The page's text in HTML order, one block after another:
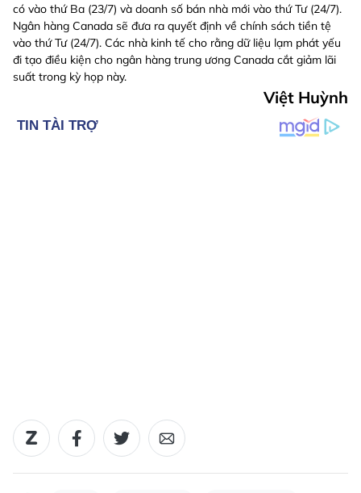
có vào thứ Ba (23/7) và doanh số bán nhà mới vào thứ Tư (24/7).
Ngân hàng Canada sẽ đưa ra quyết định về chính sách tiền tệ
vào thứ Tư (24/7). Các nhà kinh tế cho rằng dữ liệu lạm phát yếu
đi tạo điều kiện cho ngân hàng trung ương Canada cắt giảm lãi
suất trong kỳ họp này.
Việt Huỳnh